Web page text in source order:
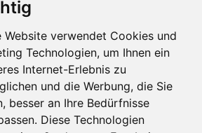
Website verwendet Cookies und
Technologien, um Ihnen ein
Internet-Erlebnis zu
und die Werbung, die Sie
besser an Ihre Bedürfnisse
Diese Technologien
EINSTELLUNGEN